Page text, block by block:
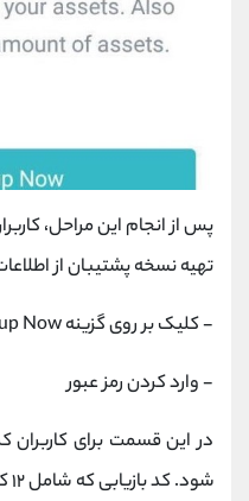
پس از انجام این مراحل،
تهیه نسخه پشتیبان از
- کلیک بر روی گزینه Go Backup Now
- وارد کردن رمز عبور